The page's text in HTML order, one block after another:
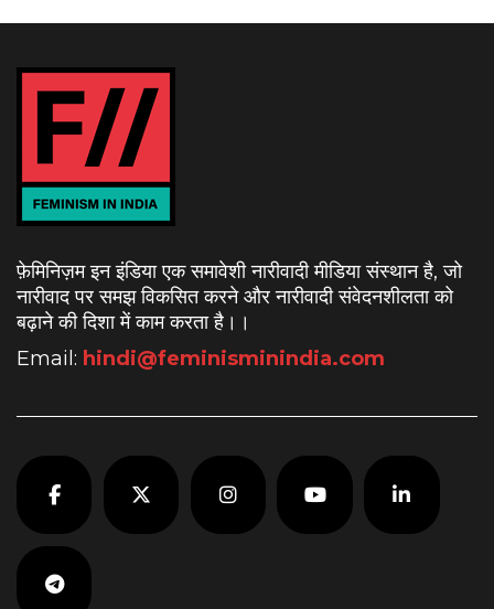
फ़ेमिनिज़म इन इंडिया एक समावेशी नारीवादी मीडिया संस्थान है, जो
नारीवाद पर समझ विकसित करने और नारीवादी संवेदनशीलता को
बढ़ाने की दिशा में काम करता है। ।
Email: hindi@feminisminindia.com